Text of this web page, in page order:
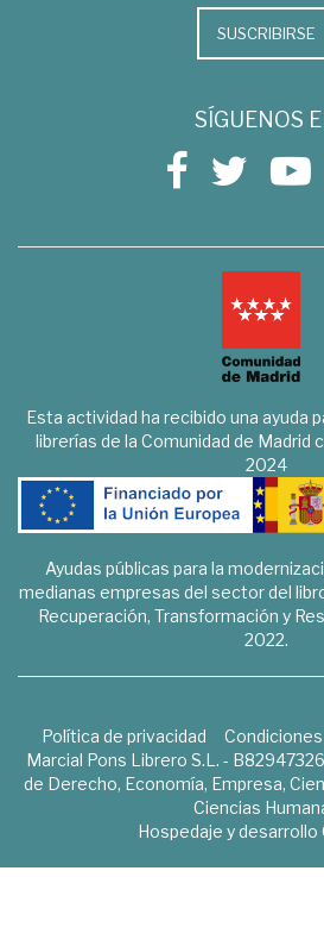
SUSCRIBIRSE
SÍGUENOS
Esta actividad ha recibido una ayuda
librerías de la Comunidad de Madrid
2024
Ayudas públicas para la
medianas empresas del sector del
Recuperación, Transformación y
2022.
Política de privacidad
Marcial Pons Librero S.L. -
de Derecho, Economía, Empresa,
Ciencias
Hospedaje y desarrollo